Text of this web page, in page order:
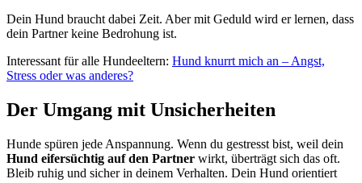
Dein Hund braucht dabei Zeit. Aber mit Geduld wird er lernen, dass
dein Partner keine Bedrohung ist.
Interessant für alle Hundeeltern: Hund knurrt mich an – Angst,
Stress oder was anderes?
Der Umgang mit Unsicherheiten
Hunde spüren jede Anspannung. Wenn du gestresst bist, weil dein
Hund eifersüchtig auf den Partner wirkt, überträgt sich das oft.
Bleib ruhig und sicher in deinem Verhalten. Dein Hund orientiert